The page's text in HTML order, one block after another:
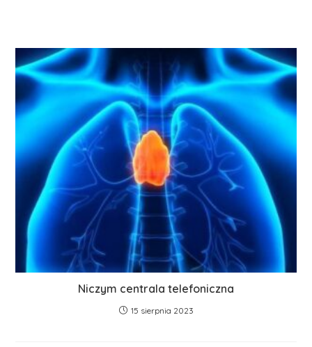
Niczym centrala telefoniczna
15 sierpnia 2023